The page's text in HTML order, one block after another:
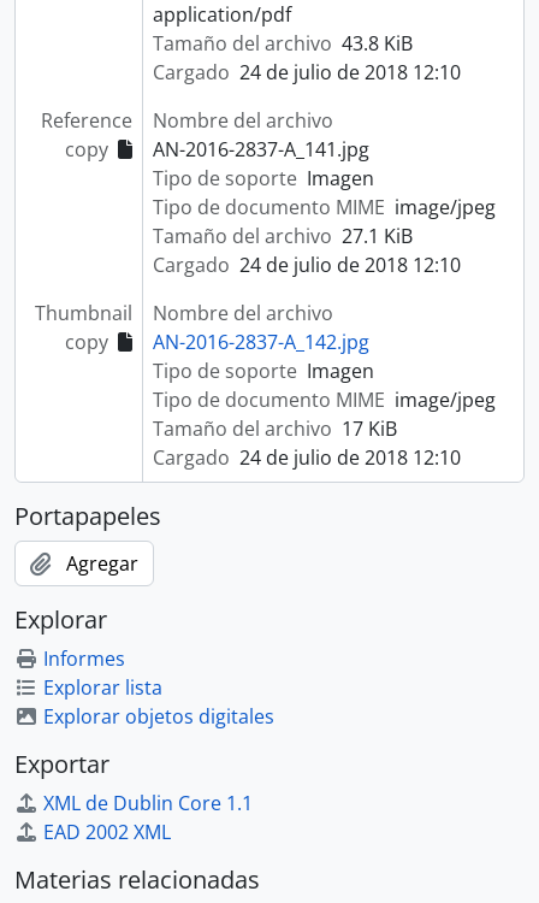
application/pdf
Tamaño del archivo 43.8 KiB
Cargado 24 de julio de 2018 12:10
Reference
copy
Nombre del archivo
AN-2016-2837-A_141.jpg
Tipo de soporte Imagen
Tipo de documento MIME image/jpeg
Tamaño del archivo 27.1 KiB
Cargado 24 de julio de 2018 12:10
Thumbnail
copy
Nombre del archivo
AN-2016-2837-A_142.jpg
Tipo de soporte Imagen
Tipo de documento MIME image/jpeg
Tamaño del archivo 17 KiB
Cargado 24 de julio de 2018 12:10
Portapapeles
Agregar
Explorar
Informes
Explorar lista
Explorar objetos digitales
Exportar
XML de Dublin Core 1.1
EAD 2002 XML
Materias relacionadas